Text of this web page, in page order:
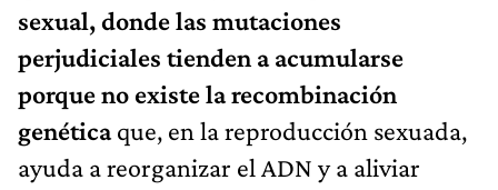
sexual, donde las mutaciones
perjudiciales tienden a acumularse
porque no existe la recombinación
genéticaque, en la reproducción sexuada,
ayuda a reorganizar el ADN y a aliviar